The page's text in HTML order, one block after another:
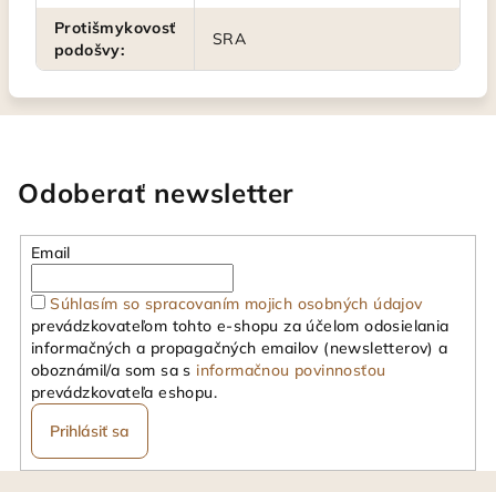
Protišmykovosť
podošvy:
SRA
Odoberať newsletter
Email
Súhlasím so spracovaním mojich osobných údajov
prevádzkovateľom tohto e-shopu za účelom odosielania
informačných a propagačných emailov (newsletterov) a
oboznámil/a som sa s informačnou povinnosťou
prevádzkovateľa eshopu.
Prihlásiť sa